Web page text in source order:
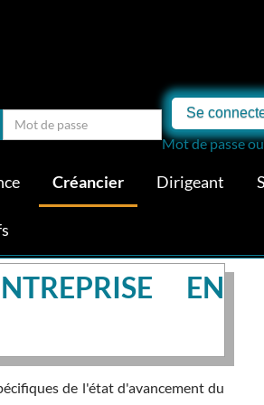
Se
Mot de passe
Créancier Dirigeant
EN
de l'état d'avancement du